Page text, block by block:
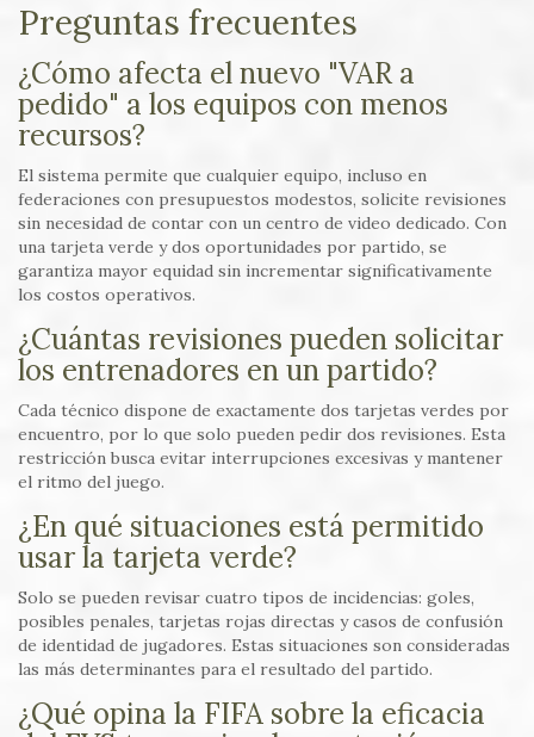
Preguntas frecuentes
¿Cómo afecta el nuevo "VAR a
pedido" a los equipos con menos
recursos?
El sistema permite que cualquier equipo, incluso en
federaciones con presupuestos modestos, solicite revisiones
sin necesidad de contar con un centro de video dedicado. Con
una tarjeta verde y dos oportunidades por partido, se
garantiza mayor equidad sin incrementar significativamente
los costos operativos.
¿Cuántas revisiones pueden solicitar
los entrenadores en un partido?
Cada técnico dispone de exactamente dos tarjetas verdes por
encuentro, por lo que solo pueden pedir dos revisiones. Esta
restricción busca evitar interrupciones excesivas y mantener
el ritmo del juego.
¿En qué situaciones está permitido
usar la tarjeta verde?
Solo se pueden revisar cuatro tipos de incidencias: goles,
posibles penales, tarjetas rojas directas y casos de confusión
de identidad de jugadores. Estas situaciones son consideradas
las más determinantes para el resultado del partido.
¿Qué opina la FIFA sobre la eficacia